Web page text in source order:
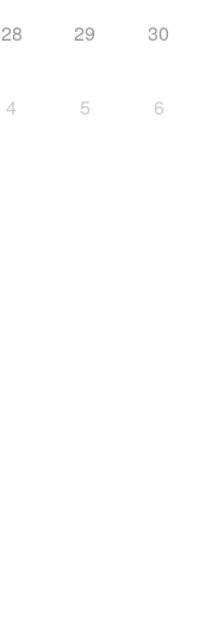
28 29 30
4 5 6